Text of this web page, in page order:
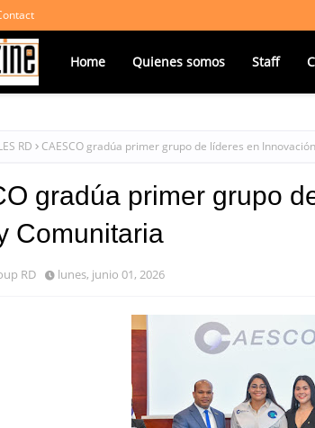
Home Quienes somos Staff
RD CAESCO gradúa primer grupo de líderes en
gradúa primer grupo
Comunitaria
RD lunes, junio 01, 2026